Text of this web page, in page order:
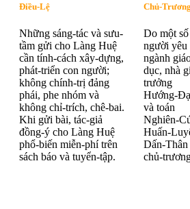
Điều-Lệ
Những sáng-tác và sưu-
tầm gửi cho Làng Huệ
cần tính-cách xây-dựng,
phát-triển con người;
không chính-trị đảng
phái, phe nhóm và
không chỉ-trích, chê-bai.
Khi gửi bài, tác-giả
đồng-ý cho Làng Huệ
phổ-biến miễn-phí trên
sách báo và tuyển-tập.
Chủ-Trương
Do một số
người yêu
ngành
dục, nhà
trưởng
Hướng-
và toán
Nghiên-
Huấn-
Dấn-Thân
chủ-